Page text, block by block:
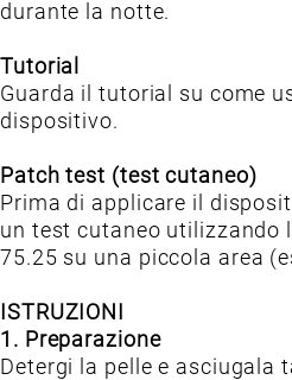
durante la notte.
Tutorial
Guarda il tutorial su come
dispositivo.
Patch test (test cutaneo)
Prima di applicare il
un test cutaneo utilizzando
75.25 su una piccola area
ISTRUZIONI
1. Preparazione
Detergi la pelle e asciugala